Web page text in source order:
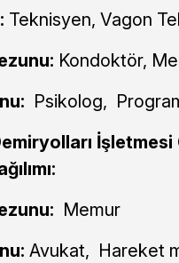
Teknisyen, Vagon
Kondoktör,
Psikolog,
İşletmesi
Memur
Avukat, Hareket